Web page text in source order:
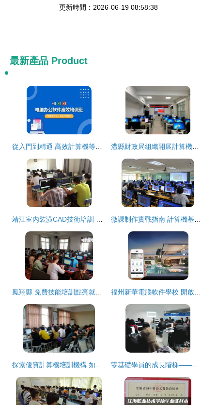
更新時間：2026-06-19 08:58:38
最新產品 Product